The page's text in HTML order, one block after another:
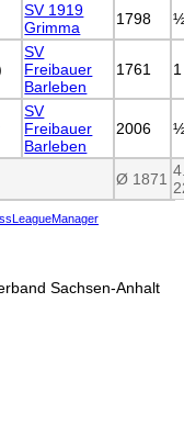
SV 1919
Grimma
1798
SV
Freibauer
Barleben
1761 1
SV
Freibauer
Barleben
2006
Ø 1871
Sachsen-Anhalt